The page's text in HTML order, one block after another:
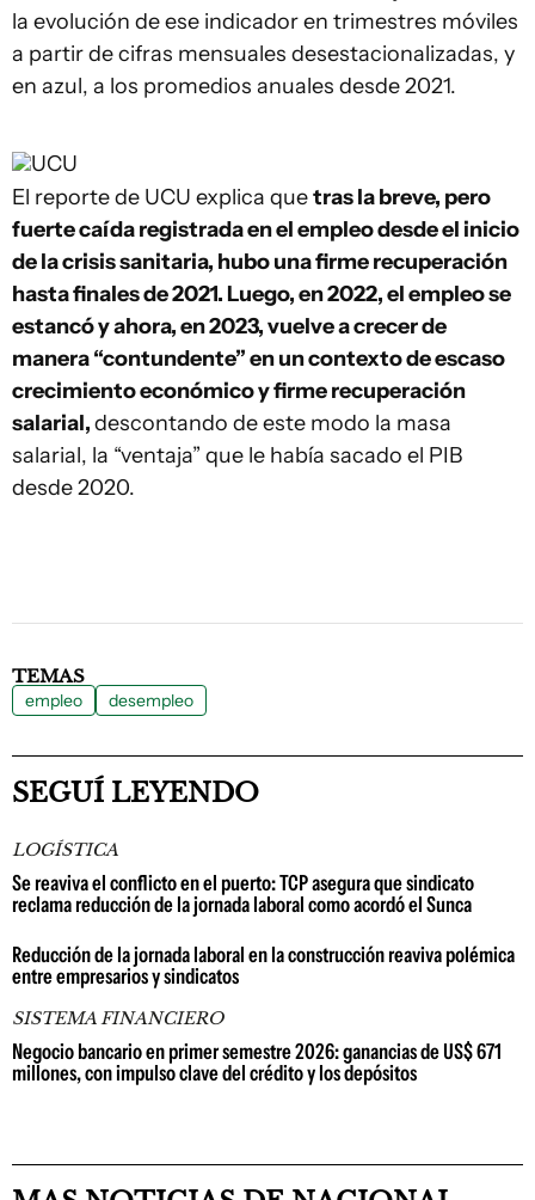
la evolución de ese indicador en trimestres móviles
a partir de cifras mensuales desestacionalizadas, y
en azul, a los promedios anuales desde 2021.
UCU
El reporte de UCU explica quetras la breve, pero
fuerte caída registrada en el empleo desde el inicio
de la crisis sanitaria, hubo una firme recuperación
hasta finales de 2021. Luego, en 2022, el empleo se
estancó y ahora, en 2023, vuelve a crecer de
manera “contundente” en un contexto de escaso
crecimiento económico y firme recuperación
salarial,descontando de este modo la masa
salarial, la “ventaja” que le había sacado el PIB
desde 2020.
TEMAS
empleo desempleo
SEGUÍ LEYENDO
LOGÍSTICA
Se reaviva el conflicto en el puerto: TCP asegura que sindicato
reclama reducción de la jornada laboral como acordó el Sunca
Reducción de la jornada laboral en la construcción reaviva polémica
entre empresarios y sindicatos
SISTEMA FINANCIERO
Negocio bancario en primer semestre 2026: ganancias de US$ 671
millones, con impulso clave del crédito y los depósitos